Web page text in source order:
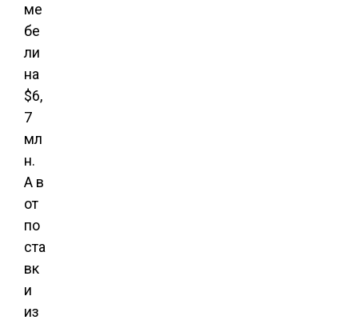
ме
бе
ли
на
$6,
7
мл
н.
А в
от
по
ста
вк
и
из